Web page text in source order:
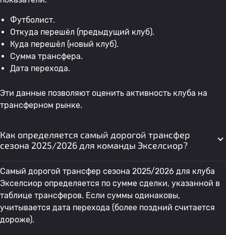
Футболист.
Откуда перешёл (предыдущий клуб).
Куда перешёл (новый клуб).
Сумма трансфера.
Дата перехода.
Эти данные позволяют оценить активность клуба на
трансферном рынке.
Как определяется самый дорогой трансфер
сезона 2025/2026 для команды Экселсиор?
Самый дорогой трансфер сезона 2025/2026 для клуба
Экселсиор определяется по сумме сделки, указанной в
таблице трансферов. Если суммы одинаковы,
учитывается дата перехода (более поздний считается
дороже).